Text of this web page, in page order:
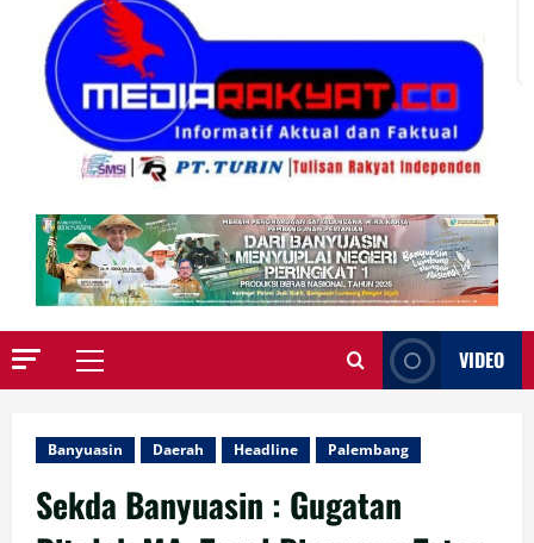
Primary
VIDEO
Banyuasin Daerah Headline Palembang
Sekda Banyuasin : Gugatan